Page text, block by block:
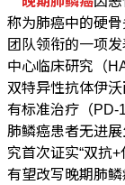
称为肺癌中的硬
团队领衔的一项
中心临床研究（
双特异性抗体伊
有标准治疗（PD-
肺鳞癌患者无进
究首次证实“双抗
有望改写晚期肺鳞